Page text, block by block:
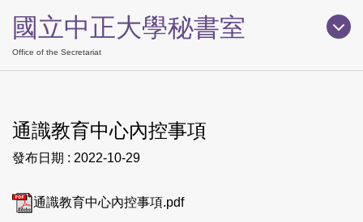
到
主
要
區
國立中正大學秘書室
Office of the Secretariat
通識教育中心內控事項
發布日期 : 2022-10-29
通識教育中心內控事項.pdf